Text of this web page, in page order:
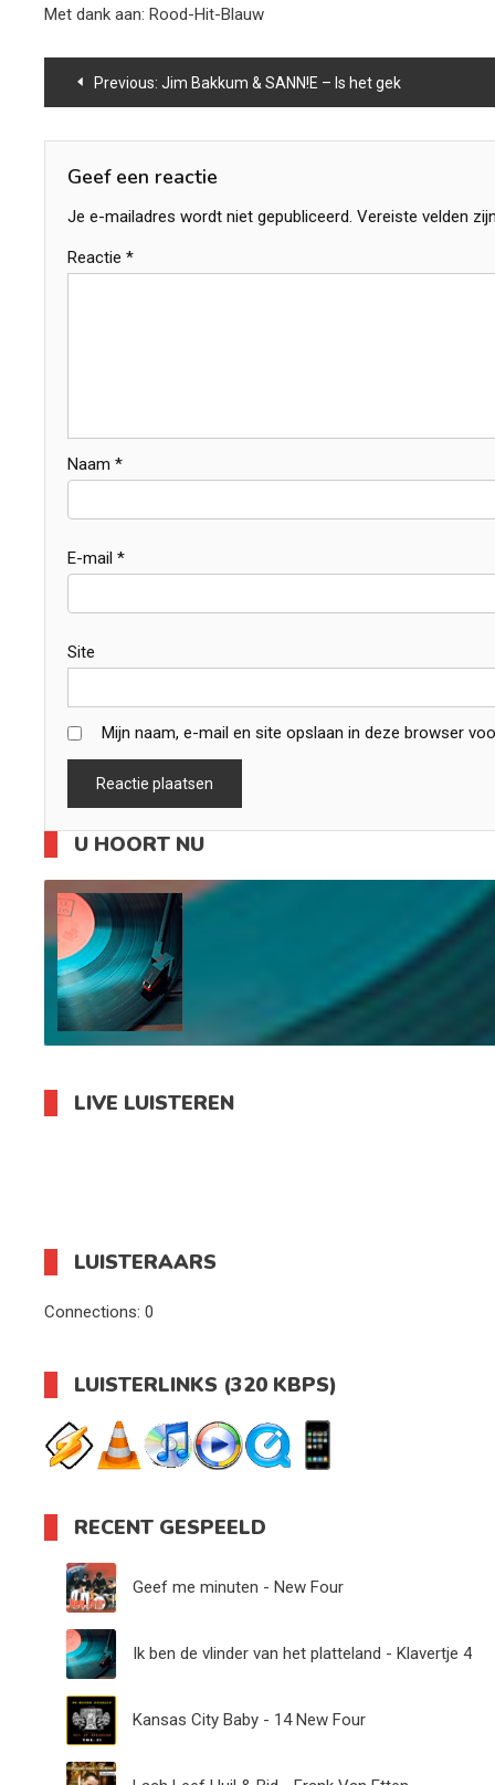
Met dank aan: Rood-Hit-Blauw
Bericht
navigatie
Previous: Jim Bakkum & SANN!E – Is het gek
Geef een reactie
Je e-mailadres wordt niet gepubliceerd. Vereiste velden
Reactie *
Naam *
E-mail *
Site
Mijn naam, e-mail en site opslaan in deze browser
U HOORT NU
LIVE LUISTEREN
LUISTERAARS
Connections: 0
LUISTERLINKS (320 KBPS)
RECENT GESPEELD
Geef me minuten - New Four
Ik ben de vlinder van het platteland - Klavertje 4
Kansas City Baby - 14 New Four